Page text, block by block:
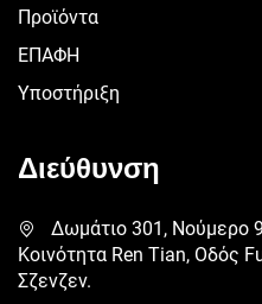
Προϊόντα
ΕΠΑΦΗ
Υποστήριξη
Διεύθυνση
Δωμάτιο 301, Νούμερο
Κοινότητα Ren Tian, Οδός
Σζενζεν.